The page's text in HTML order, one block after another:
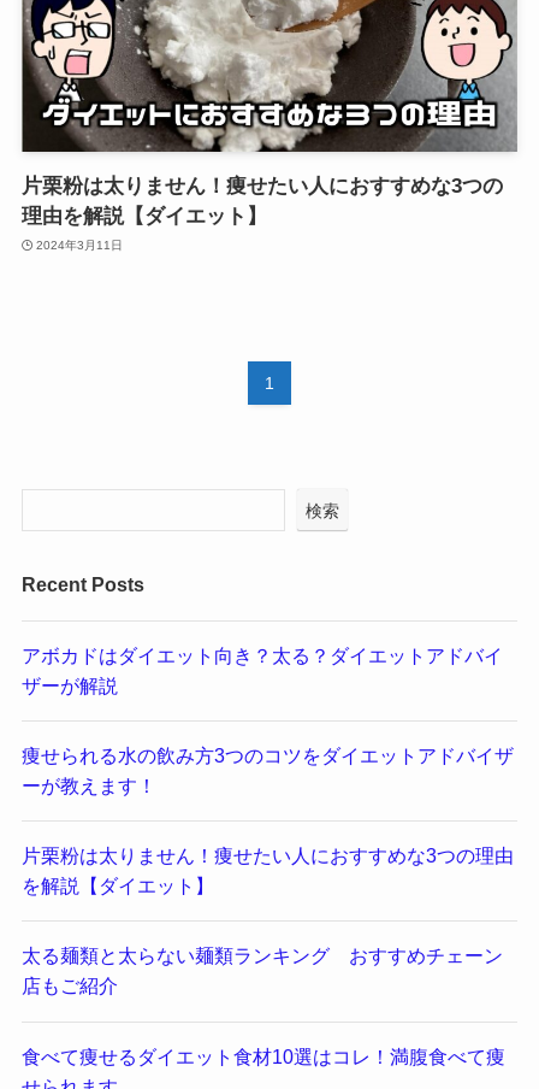
片栗粉は太りません！痩せたい人におすすめな3つの
理由を解説【ダイエット】
2024年3月11日
1
検索
Recent Posts
アボカドはダイエット向き？太る？ダイエットアドバイ
ザーが解説
痩せられる水の飲み方3つのコツをダイエットアドバイザ
ーが教えます！
片栗粉は太りません！痩せたい人におすすめな3つの理由
を解説【ダイエット】
太る麺類と太らない麺類ランキング おすすめチェーン
店もご紹介
食べて痩せるダイエット食材10選はコレ！満腹食べて痩